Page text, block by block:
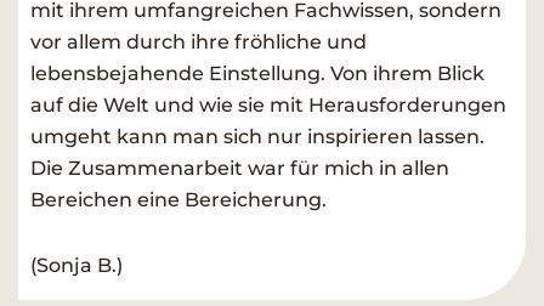
mit ihrem umfangreichen Fachwissen, sondern
vor allem durch ihre fröhliche und
lebensbejahende Einstellung. Von ihrem Blick
auf die Welt und wie sie mit Herausforderungen
umgeht kann man sich nur inspirieren lassen.
Die Zusammenarbeit war für mich in allen
Bereichen eine Bereicherung.
(Sonja B.)